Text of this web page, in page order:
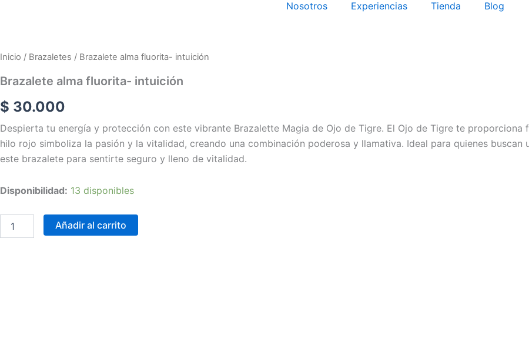
r
a
m
a
m
Nosotros Experiencias Tienda Blog
Inicio / Brazaletes / Brazalete alma fluorita- intuición
Brazalete alma fluorita- intuición
$ 30.000
Despierta tu energía y protección con este vibrante Brazalette Magia de Ojo de Tigre. El Ojo de Tigre te
hilo rojo simboliza la pasión y la vitalidad, creando una combinación poderosa y llamativa. Ideal para quienes
este brazalete para sentirte seguro y lleno de vitalidad.
Disponibilidad: 13 disponibles
Brazalete
alma
intuición
Añadir al carrito